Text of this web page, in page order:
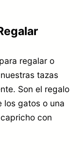
regalar o
tazas
Son el regalo
los gatos o una
con